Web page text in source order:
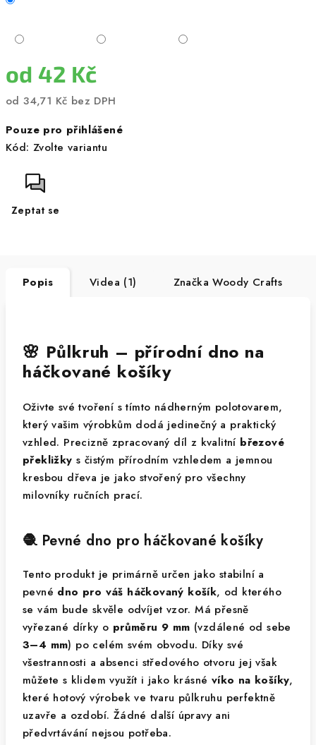
od42 Kč
od34,71 Kč bez DPH
cena:
Pouze pro přihlášené
Kód: Zvolte variantu
Zeptat se
Popis Videa (1) Značka Woody Crafts
🌸 Půlkruh – přírodní dno na
háčkované košíky
Oživte své tvoření s tímto nádherným polotovarem,
který vašim výrobkům dodá jedinečný a praktický
vzhled. Precizně zpracovaný díl z kvalitní březové
překližky s čistým přírodním vzhledem a jemnou
kresbou dřeva je jako stvořený pro všechny
milovníky ručních prací.
🧶 Pevné dno pro háčkované košíky
Tento produkt je primárně určen jako stabilní a
pevné dno pro váš háčkovaný košík, od kterého
se vám bude skvěle odvíjet vzor. Má přesně
vyřezané dírky o průměru 9 mm (vzdálené od sebe
3–4 mm) po celém svém obvodu. Díky své
všestrannosti a absenci středového otvoru jej však
můžete s klidem využít i jako krásné víko na košíky,
které hotový výrobek ve tvaru půlkruhu perfektně
uzavře a ozdobí. Žádné další úpravy ani
předvrtávání nejsou potřeba.